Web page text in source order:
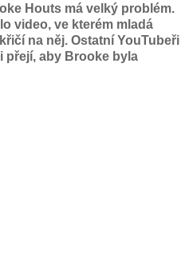
Houts má velký problém.
video, ve kterém mladá
na něj. Ostatní YouTubeři
přejí, aby Brooke byla